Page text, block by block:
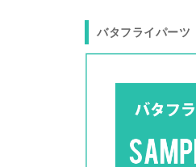
バタフライパーツ